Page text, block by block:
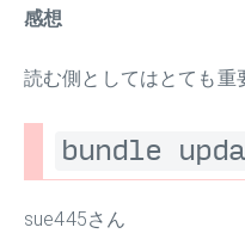
感想
読む側としてはとても重
bundle
sue445さん